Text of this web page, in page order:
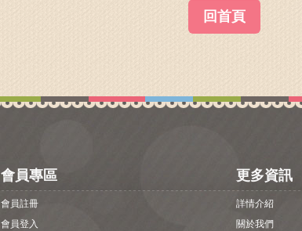
回首頁
會員專區
會員註冊
會員登入
更多資訊
詳情介紹
關於我們